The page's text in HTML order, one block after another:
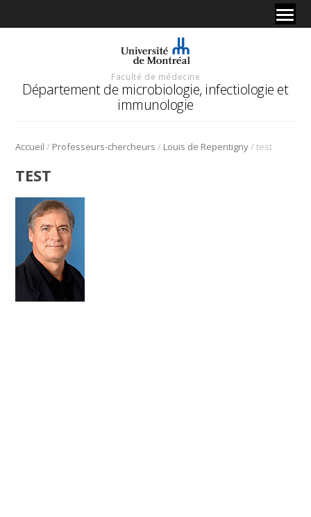
Faculté de médecine
Département de microbiologie, infectiologie et
immunologie
Accueil / Professeurs-chercheurs / Louis de Repentigny/test
TEST